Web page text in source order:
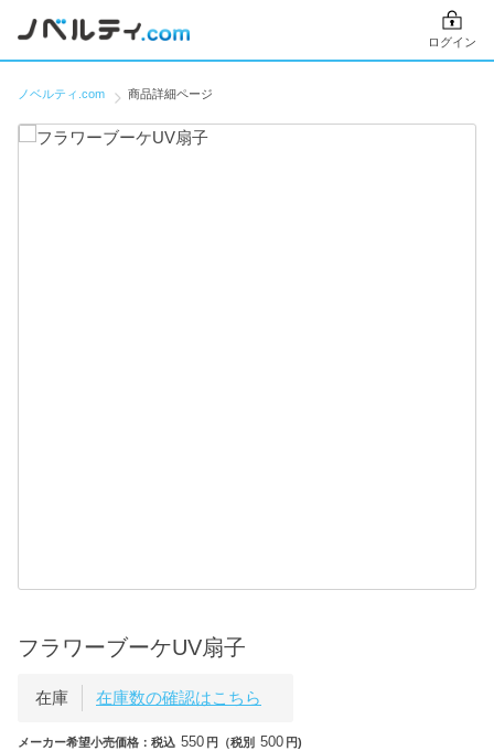
ログイン
ノベルティ.com 商品詳細ページ
フラワーブーケUV扇子
在庫 在庫数の確認はこちら
メーカー希望小売価格：税込 550 円（税別 500 円)